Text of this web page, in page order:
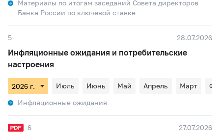
Материалы по итогам заседаний Совета директоров
Банка России по ключевой ставке
5 28.07.2026
Инфляционные ожидания и потребительские
настроения
Июль Июнь Май Апрель Март
Инфляционные ожидания
6 27.07.2026